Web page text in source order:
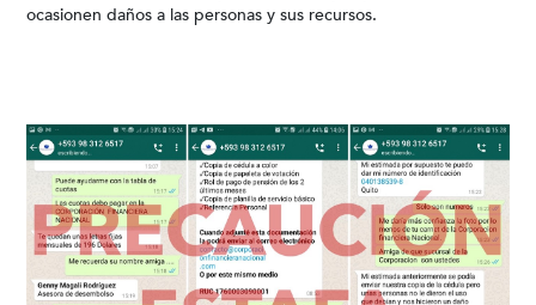
ocasionen daños a las personas y sus recursos.